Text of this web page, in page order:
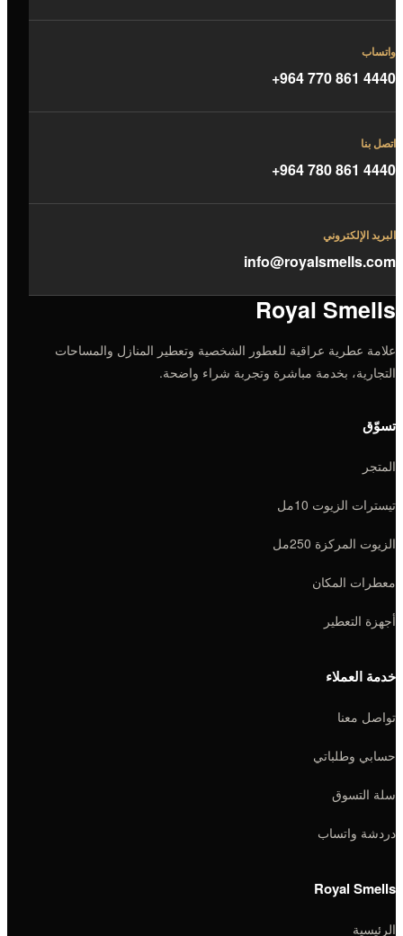
واتساب
+964 770 861 4440
اتصل بنا
+964 780 861 4440
البريد الإلكتروني
info@royalsmells.com
Royal Smells
علامة عطرية عراقية للعطور الشخصية وتعطير المنازل والمساحات
التجارية، بخدمة مباشرة وتجربة شراء واضحة.
تسوّق
المتجر
تيسترات الزيوت 10مل
الزيوت المركزة 250مل
معطرات المكان
أجهزة التعطير
خدمة العملاء
تواصل معنا
حسابي وطلباتي
سلة التسوق
دردشة واتساب
Royal Smells
الرئيسية